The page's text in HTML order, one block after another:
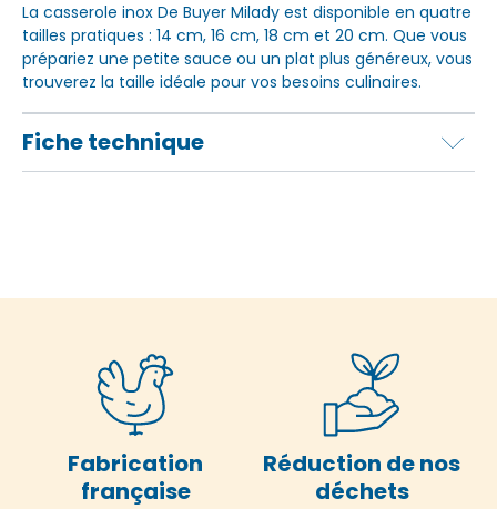
La casserole inox De Buyer Milady est disponible en quatre
tailles pratiques : 14 cm, 16 cm, 18 cm et 20 cm. Que vous
prépariez une petite sauce ou un plat plus généreux, vous
trouverez la taille idéale pour vos besoins culinaires.
Fiche technique
Fabrication
française
Réduction de nos
déchets